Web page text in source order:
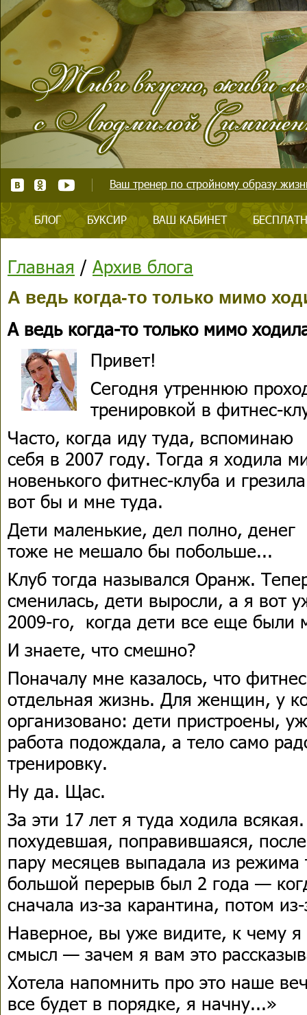
Ваш тренер по стройному образу
БЛОГ БУКСИР ВАШ КАБИНЕТ
Главная / Архив блога
А ведь когда-то только мимо
А ведь когда-то только мимо
Привет!
Сегодня утреннюю
тренировкой в фитнес-
Часто, когда иду туда, вспоминаю
себя в 2007 году. Тогда я ходила
новенького фитнес-клуба и
вот бы и мне туда.
Дети маленькие, дел полно, денег
тоже не мешало бы побольше...
Клуб тогда назывался Оранж.
сменилась, дети выросли, а я вот
2009-го, когда дети все еще были
И знаете, что смешно?
Поначалу мне казалось, что
отдельная жизнь. Для женщин, у
организовано: дети пристроены,
работа подождала, а тело само
тренировку.
Ну да. Щас.
За эти 17 лет я туда ходила
похудевшая, поправившаяся,
пару месяцев выпадала из
большой перерыв был 2 года —
сначала из-за карантина, потом
Наверное, вы уже видите, к чему
смысл — зачем я вам это
Хотела напомнить про это наше
все будет в порядке, я начну...»